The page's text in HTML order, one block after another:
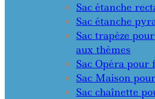
Sac étanche
Sac étanche
Sac trapèze
aux thèmes
Sac Opéra pour
Sac Maison
Sac chaînette